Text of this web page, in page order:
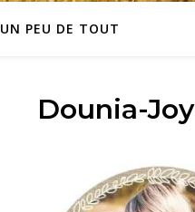
UN PEU DE TOUT
Dounia-Joy